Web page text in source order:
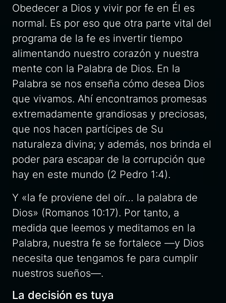
Obedecer a Dios y vivir por fe en Él es
normal. Es por eso que otra parte vital del
programa de la fe es invertir tiempo
alimentando nuestro corazón y nuestra
mente con la Palabra de Dios. En la
Palabra se nos enseña cómo desea Dios
que vivamos. Ahí encontramos promesas
extremadamente grandiosas y preciosas,
que nos hacen partícipes de Su
naturaleza divina; y además, nos brinda el
poder para escapar de la corrupción que
hay en este mundo (2 Pedro 1:4).
Y «la fe proviene del oír… la palabra de
Dios» (Romanos 10:17). Por tanto, a
medida que leemos y meditamos en la
Palabra, nuestra fe se fortalece —y Dios
necesita que tengamos fe para cumplir
nuestros sueños—.
La decisión es tuya